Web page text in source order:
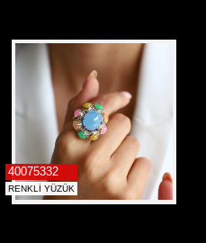
40075332
RENKLİ YÜZÜK